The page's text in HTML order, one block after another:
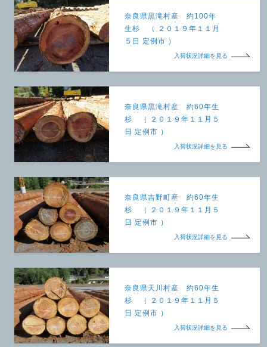
奈良県黒滝村産 約100年
生杉 （ ２０１９年１１月
５日 定例市 ）
入荷状況詳細を見る
奈良県黒滝村産 約60年生
杉 （ ２０１９年１１月５
日 定例市 ）
入荷状況詳細を見る
奈良県吉野町産 約60年生
杉 （ ２０１９年１１月５
日 定例市 ）
入荷状況詳細を見る
奈良県天川村産 約60年生
杉 （ ２０１９年１１月５
日 定例市 ）
入荷状況詳細を見る